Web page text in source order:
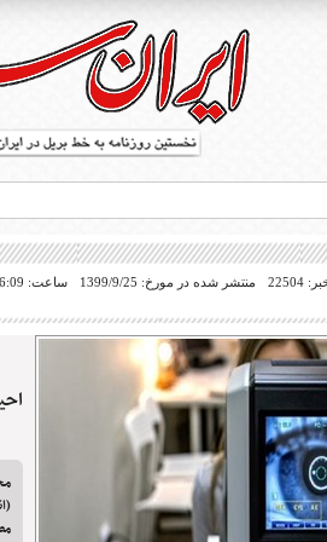
بریل در جهان
منتشر شده در مورخ: 1399/9/25 ساعت: 16:09